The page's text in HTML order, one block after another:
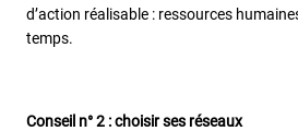
d’action réalisable : ressources
temps.
Conseil n° 2 : choisir ses réseaux